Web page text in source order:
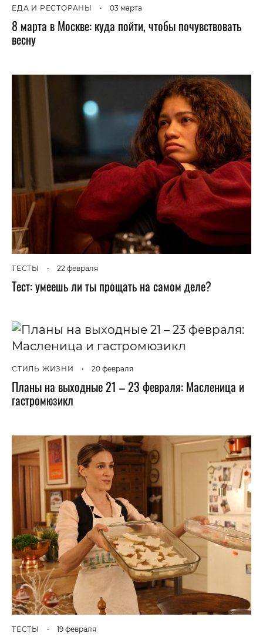
ЕДА И РЕСТОРАНЫ • 03 марта
8 марта в Москве: куда пойти, чтобы почувствовать
весну
ТЕСТЫ • 22 февраля
Тест: умеешь ли ты прощать на самом деле?
СТИЛЬ ЖИЗНИ • 20 февраля
Планы на выходные 21 – 23 февраля: Масленица и
гастромюзикл
ТЕСТЫ • 19 февраля